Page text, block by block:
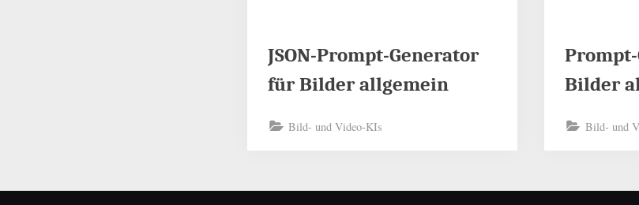
JSON-Prompt-Generator
für Bilder allgemein
Bild- und Video-KIs
Bilder
Bild- und